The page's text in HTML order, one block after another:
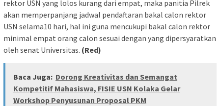
rektor USN yang lolos kurang dari empat, maka panitia Pilrek
akan memperpanjang jadwal pendaftaran bakal calon rektor
USN selama10 hari, hal ini guna mencukupi bakal calon rektor
minimal empat orang calon sesuai dengan yang dipersyaratkan
oleh senat Universitas. (Red)
Baca Juga: Dorong Kreativitas dan Semangat
Kompetitif Mahasiswa, FISIE USN Kolaka Gelar
Workshop Penyusunan Proposal PKM